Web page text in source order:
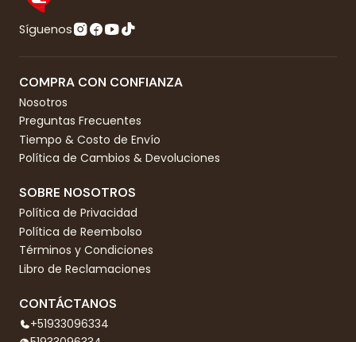
Síguenos
COMPRA CON CONFIANZA
Nosotros
Preguntas Frecuentes
Tiempo & Costo de Envío
Política de Cambios & Devoluciones
SOBRE NOSOTROS
Política de Privacidad
Política de Reembolso
Términos y Condiciones
Libro de Reclamaciones
CONTÁCTANOS
+51933096334